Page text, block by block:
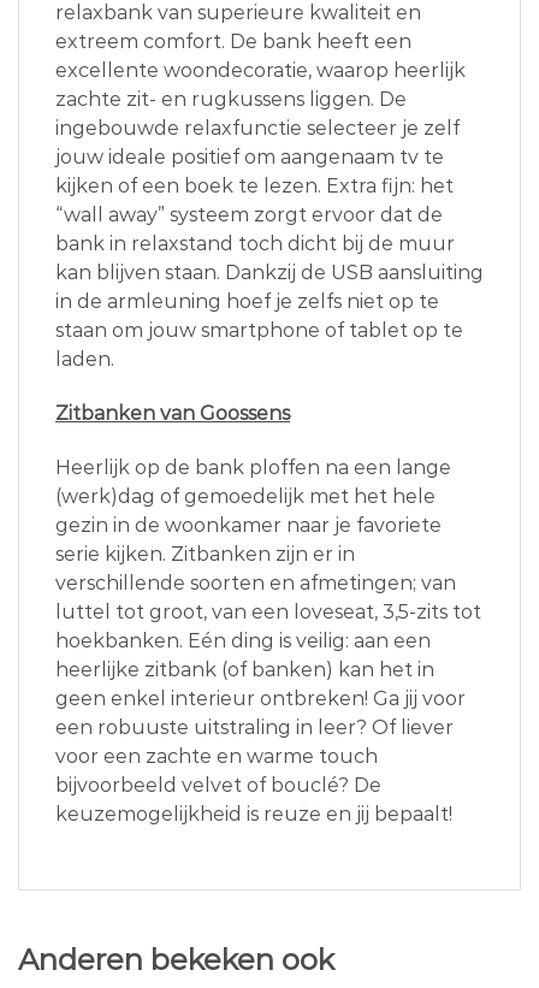
relaxbank van superieure kwaliteit en
extreem comfort. De bank heeft een
excellente woondecoratie, waarop heerlijk
zachte zit- en rugkussens liggen. De
ingebouwde relaxfunctie selecteer je zelf
jouw ideale positief om aangenaam tv te
kijken of een boek te lezen. Extra fijn: het
“wall away” systeem zorgt ervoor dat de
bank in relaxstand toch dicht bij de muur
kan blijven staan. Dankzij de USB aansluiting
in de armleuning hoef je zelfs niet op te
staan om jouw smartphone of tablet op te
laden.
Zitbanken van Goossens
Heerlijk op de bank ploffen na een lange
(werk)dag of gemoedelijk met het hele
gezin in de woonkamer naar je favoriete
serie kijken. Zitbanken zijn er in
verschillende soorten en afmetingen; van
luttel tot groot, van een loveseat, 3,5-zits tot
hoekbanken. Eén ding is veilig: aan een
heerlijke zitbank (of banken) kan het in
geen enkel interieur ontbreken! Ga jij voor
een robuuste uitstraling in leer? Of liever
voor een zachte en warme touch
bijvoorbeeld velvet of bouclé? De
keuzemogelijkheid is reuze en jij bepaalt!
Anderen bekeken ook